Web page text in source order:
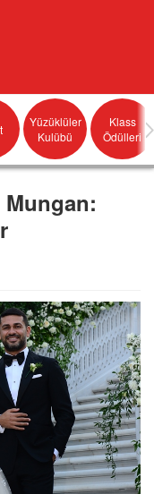
Yüzüklüler
Kulübü
Klass
Ödülleri
Mungan: